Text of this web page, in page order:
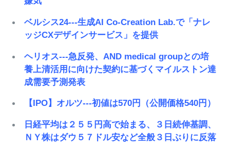
ベルシス24---生成AI Co-Creation Lab.で「ナレ
ッジCXデザインサービス」を提供
ヘリオス---急反発、AND medical groupとの培
養上清活用に向けた契約に基づくマイルストン達
成需要予測発表
【IPO】オルツ---初値は570円（公開価格540円）
日経平均は２５５円高で始まる、３日続伸基調、
ＮＹ株はダウ５７ドル安など全般３日ぶりに反落